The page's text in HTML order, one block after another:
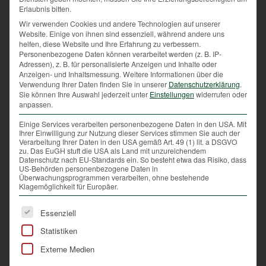
Tun nachvollziehbar ist und sinnstiftend erklärt
werden kann.
Mit der Natur bin ich seit jeher eng verbunden. Ich
legte meine Jagdprüfung bereits mit 18 Jahren ab.
Für mich ist die Jagd viel mehr, als Beute zu machen.
Es geht um die Freude und die Achtung gegenüber
der Natur, aber auch Hege und Schutz des Wildes
und die Förderung des natürlichen Gleichgewichts in
einer Kulturlandschaft. Für mich ist die Jagd eine
Lebenseinstellung und bedeutet Verantwortung für
den Wald und das Wild als auch Verantwortung
gegenüber der Gesellschaft. Auch wenn es
verschiedenste Zugänge zur Jagd gibt, sollte es in
unserem Tun immer um die Verantwortung für unsere
heimischen Wildtiere und deren Lebensräume gehen.
Schlagworte:
Erlaubnis bitten.
Wir verwenden Cookies und andere Technologien auf unserer
Website. Einige von ihnen sind essenziell, während andere uns
helfen, diese Website und Ihre Erfahrung zu verbessern.
Personenbezogene Daten können verarbeitet werden (z. B. IP-
Adressen), z. B. für personalisierte Anzeigen und Inhalte oder
Anzeigen- und Inhaltsmessung. Weitere Informationen über die
Verwendung Ihrer Daten finden Sie in unserer Datenschutzerklärung.
Sie können Ihre Auswahl jederzeit unter Einstellungen widerrufen oder
anpassen.
Einige Services verarbeiten personenbezogene Daten in den USA. Mit
Ihrer Einwilligung zur Nutzung dieser Services stimmen Sie auch der
Verarbeitung Ihrer Daten in den USA gemäß Art. 49 (1) lit. a DSGVO
zu. Das EuGH stuft die USA als Land mit unzureichendem
Datenschutz nach EU-Standards ein. So besteht etwa das Risiko, dass
US-Behörden personenbezogene Daten in
Überwachungsprogrammen verarbeiten, ohne bestehende
Klagemöglichkeit für Europäer.
Es folgt eine Liste der Service-Gruppen, für die eine
Essenziell
Statistiken
Externe Medien